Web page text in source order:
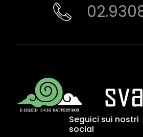
Seguici sui nostri
social